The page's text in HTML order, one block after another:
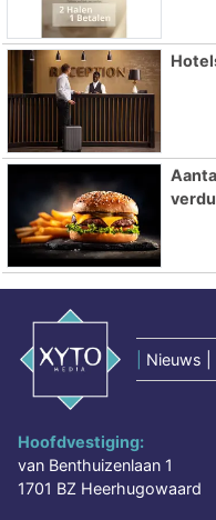
Nieuws |
Hoofdvestiging:
van Benthuizenlaan 1
1701 BZ Heerhugowaard